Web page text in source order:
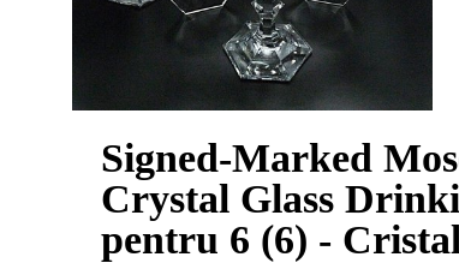
Signed-Marked
Crystal Glass
pentru 6 (6) -